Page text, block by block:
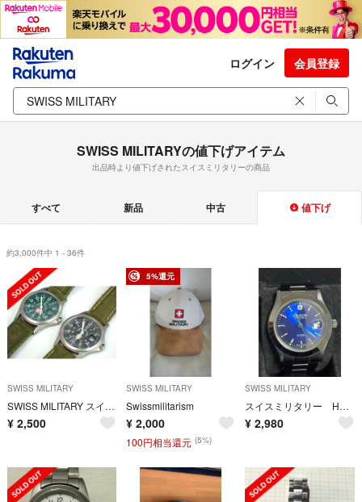
ログイン 会員登録
SWISS MILITARYの値下げアイテム
出品時より値下げされたスイスミリタリーの商品
すべて 新品 中古 値下げ
約3,000件中 1 - 36件
SWISS MILITARY
SWISS MILITARY スイスミリタリー 6-412/6-513 腕時計
¥ 2,500
5%還元
SWISS MILITARY
Swissmilitarism
¥ 2,000
100円相当還元 (5%)
SWISS MILITARY
スイスミリタリー HANOWA 6-5023 腕時計
¥ 2,980